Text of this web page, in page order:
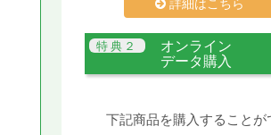
詳細はこちら
オンライン
データ購入
下記商品を購入することが